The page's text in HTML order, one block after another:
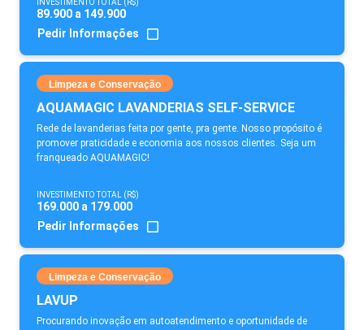
INVESTIMENTO TOTAL (R$)
89.900 a 149.900
Pedir Informações
Limpeza e Conservação
AQUAMAGIC LAVANDERIAS SELF-SERVICE
Rede de lavanderias feita por gente, pra gente. Nosso propósito é
promover praticidade e economia aos nossos clientes. Seja um
franqueado AQUAMAGIC!
INVESTIMENTO TOTAL (R$)
169.000 a 179.000
Pedir Informações
Limpeza e Conservação
LAVUP
Procurando inovação em autoatendimento e oportunidade de